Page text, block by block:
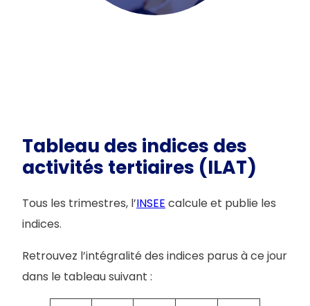
Tableau des indices des
activités tertiaires (ILAT)
Tous les trimestres, l’INSEE calcule et publie les
indices.
Retrouvez l’intégralité des indices parus à ce jour
dans le tableau suivant :